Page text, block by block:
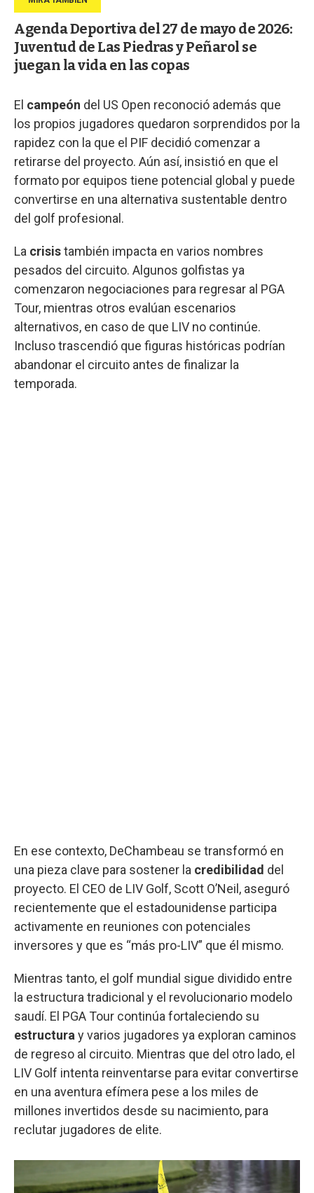
Agenda Deportiva del 27 de mayo de 2026:
Juventud de Las Piedras y Peñarol se
juegan la vida en las copas
El campeón del US Open reconoció además que
los propios jugadores quedaron sorprendidos por la
rapidez con la que el PIF decidió comenzar a
retirarse del proyecto. Aún así, insistió en que el
formato por equipos tiene potencial global y puede
convertirse en una alternativa sustentable dentro
del golf profesional.
La crisistambién impacta en varios nombres
pesados del circuito. Algunos golfistas ya
comenzaron negociaciones para regresar al PGA
Tour, mientras otros evalúan escenarios
alternativos, en caso de que LIV no continúe.
Incluso trascendió que figuras históricas podrían
abandonar el circuito antes de finalizar la
temporada.
En ese contexto, DeChambeau se transformó en
una pieza clave para sostener la credibilidad del
proyecto. El CEO de LIV Golf, Scott O’Neil, aseguró
recientemente que el estadounidense participa
activamente en reuniones con potenciales
inversores y que es “más pro-LIV” que él mismo.
Mientras tanto, el golf mundial sigue dividido entre
la estructura tradicional y el revolucionario modelo
saudí. El PGA Tour continúa fortaleciendo su
estructura y varios jugadores ya exploran caminos
de regreso al circuito. Mientras que del otro lado, el
LIV Golf intenta reinventarse para evitar convertirse
en una aventura efímera pese a los miles de
millones invertidos desde su nacimiento, para
reclutar jugadores de elite.